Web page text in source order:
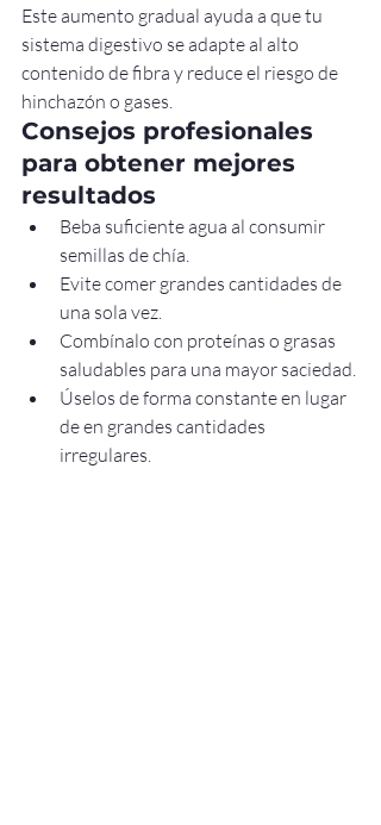
Este aumento gradual ayuda a que tu
sistema digestivo se adapte al alto
contenido de fibra y reduce el riesgo de
hinchazón o gases.
Consejos profesionales
para obtener mejores
resultados
Beba suficiente agua al consumir
semillas de chía.
Evite comer grandes cantidades de
una sola vez.
Combínalo con proteínas o grasas
saludables para una mayor saciedad.
Úselos de forma constante en lugar
de en grandes cantidades
irregulares.